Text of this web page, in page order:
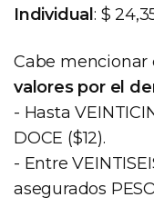
Individual: $
Cabe
valores por el
- Hasta
DOCE ($12).
- Entre
asegurados